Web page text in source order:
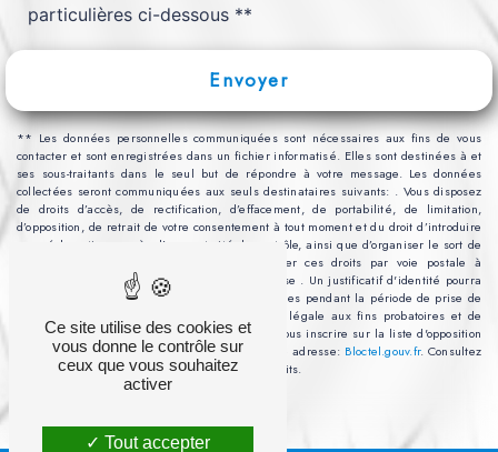
particulières ci-dessous **
Envoyer
** Les données personnelles communiquées sont nécessaires aux fins de vous
contacter et sont enregistrées dans un fichier informatisé. Elles sont destinées à et
ses sous-traitants dans le seul but de répondre à votre message. Les données
collectées seront communiquées aux seuls destinataires suivants: . Vous disposez
de droits d’accès, de rectification, d’effacement, de portabilité, de limitation,
d’opposition, de retrait de votre consentement à tout moment et du droit d’introduire
une réclamation auprès d’une autorité de contrôle, ainsi que d’organiser le sort de
vos données post-mortem. Vous pouvez exercer ces droits par voie postale à
l'adresse ou par courrier électronique à l'adresse . Un justificatif d'identité pourra
vous être demandé. Nous conservons vos données pendant la période de prise de
contact puis pendant la durée de prescription légale aux fins probatoires et de
gestion des contentieux. Vous avez le droit de vous inscrire sur la liste d'opposition
au démarchage téléphonique, disponible à cette adresse: Bloctel.gouv.fr. Consultez
le site cnil.fr pour plus d’informations sur vos droits.
Ce site utilise des cookies et
vous donne le contrôle sur
ceux que vous souhaitez
activer
Tout accepter